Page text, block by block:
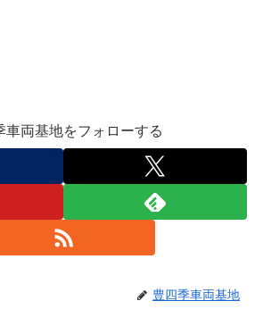
車両基地をフォローする
豊四季車両基地